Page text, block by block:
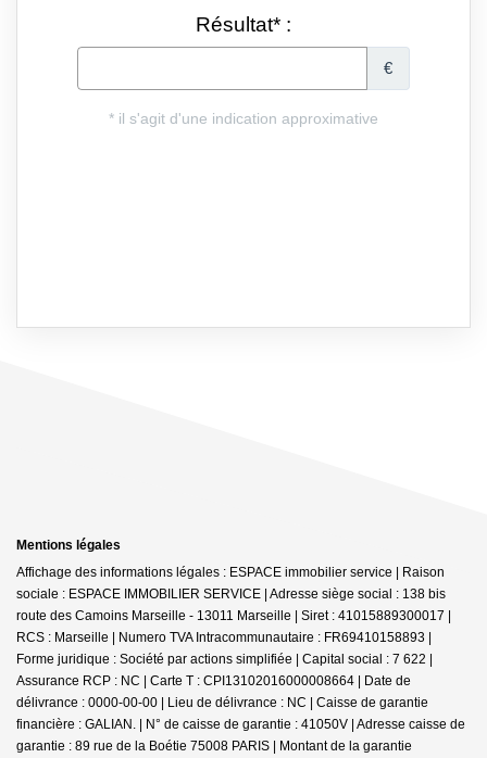
Mentions légales
Affichage des informations légales : ESPACE immobilier service | Raison
sociale : ESPACE IMMOBILIER SERVICE | Adresse siège social : 138 bis
route des Camoins Marseille - 13011 Marseille | Siret : 41015889300017 |
RCS : Marseille | Numero TVA Intracommunautaire : FR69410158893 |
Forme juridique : Société par actions simplifiée | Capital social : 7 622 |
Assurance RCP : NC | Carte T : CPI13102016000008664 | Date de
délivrance : 0000-00-00 | Lieu de délivrance : NC | Caisse de garantie
financière : GALIAN. | N° de caisse de garantie : 41050V | Adresse caisse de
garantie : 89 rue de la Boétie 75008 PARIS | Montant de la garantie